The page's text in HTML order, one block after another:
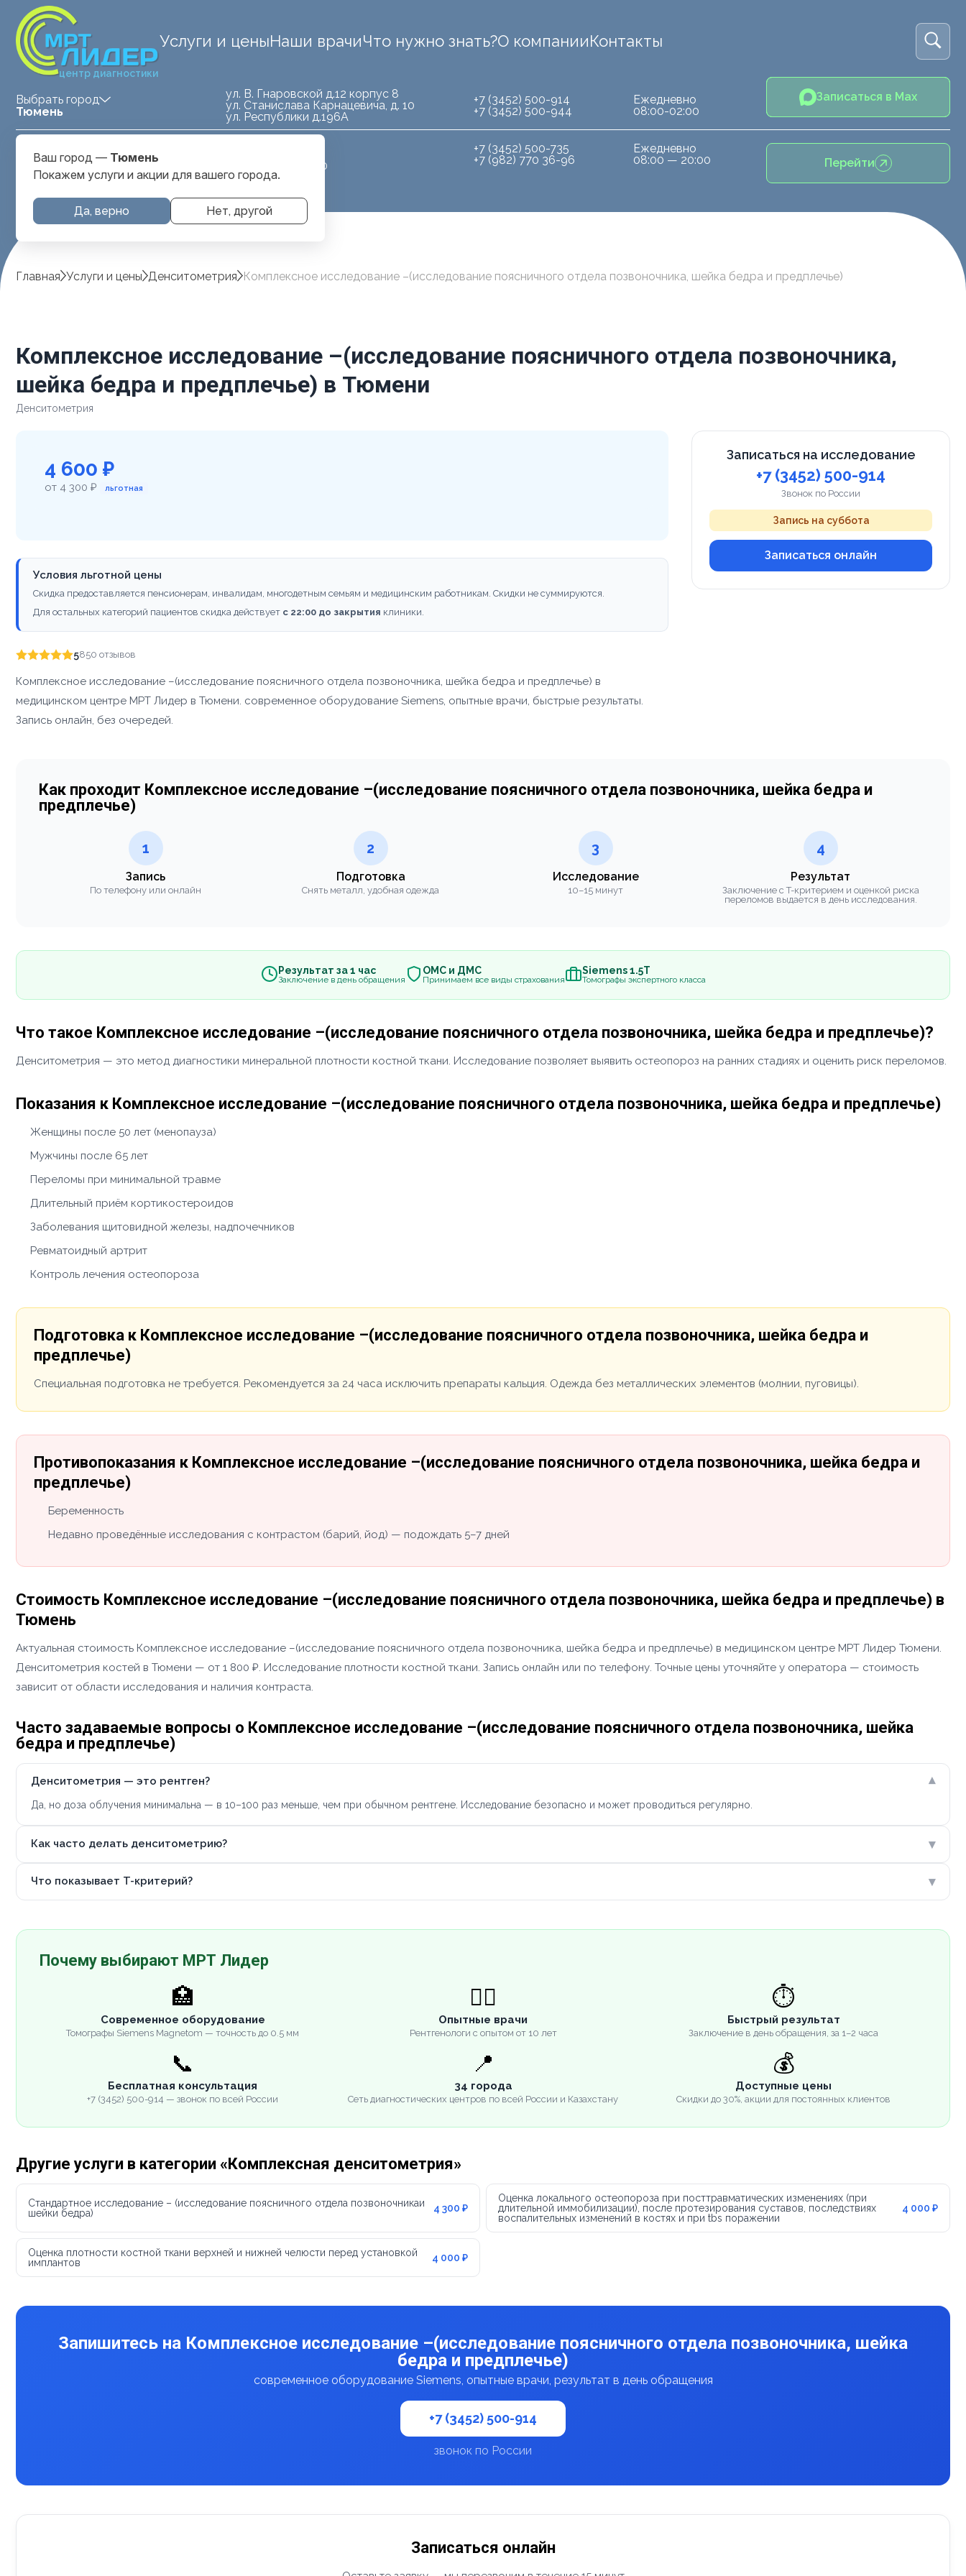
центр диагностики
Услуги и ценыНаши врачиЧто нужно знать?О компанииКонтакты
Выбрать город
Тюмень
Тюмень
ул. В. Гнаровской д.12 корпус 8
ул. Станислава Карнацевича, д. 10
ул. Республики д.196А
Карнацевича, д. 10
+7 (3452) 500-914
+7 (3452) 500-944
+7 (3452) 500-735
+7 (982) 770 36-96
Ежедневно
08:00-02:00
Ежедневно
08:00 — 20:00
Записаться в Max
Перейти
Ваш город — Тюмень
Покажем услуги и акции для вашего города.
Да, верно Нет, другой
Главная Услуги и цены Денситометрия Комплексное исследование –(исследование поясничного отдела позвоночника, шейка бедра и предплечье)
Комплексное исследование –(исследование поясничного отдела позвоночника,
шейка бедра и предплечье) в Тюмени
Денситометрия
4 600 ₽
от 4 300 ₽ льготная
Условия льготной цены
Скидка предоставляется пенсионерам, инвалидам, многодетным семьям и медицинским работникам. Скидки не суммируются.
Для остальных категорий пациентов скидка действует с 22:00 до закрытия клиники.
5850 отзывов
Комплексное исследование –(исследование поясничного отдела позвоночника, шейка бедра и предплечье) в
медицинском центре МРТ Лидер в Тюмени. современное оборудование Siemens, опытные врачи, быстрые результаты.
Запись онлайн, без очередей.
Записаться на исследование
+7 (3452) 500-914
Звонок по России
Запись на суббота
Записаться онлайн
Как проходит Комплексное исследование –(исследование поясничного отдела позвоночника, шейка бедра и
предплечье)
1
Запись
По телефону или онлайн
2
Подготовка
Снять металл, удобная одежда
3
Исследование
10–15 минут
4
Результат
Заключение с T-критерием и оценкой риска
переломов выдается в день исследования.
Результат за 1 час
Заключение в день обращения
ОМС и ДМС
Принимаем все виды страхования
Siemens 1.5Т
Томографы экспертного класса
Что такое Комплексное исследование –(исследование поясничного отдела позвоночника, шейка бедра и предплечье)?
Денситометрия — это метод диагностики минеральной плотности костной ткани. Исследование позволяет выявить остеопороз на ранних стадиях и оценить риск переломов.
Показания к Комплексное исследование –(исследование поясничного отдела позвоночника, шейка бедра и предплечье)
Женщины после 50 лет (менопауза)
Мужчины после 65 лет
Переломы при минимальной травме
Длительный приём кортикостероидов
Заболевания щитовидной железы, надпочечников
Ревматоидный артрит
Контроль лечения остеопороза
Подготовка к Комплексное исследование –(исследование поясничного отдела позвоночника, шейка бедра и
предплечье)
Специальная подготовка не требуется. Рекомендуется за 24 часа исключить препараты кальция. Одежда без металлических элементов (молнии, пуговицы).
Противопоказания к Комплексное исследование –(исследование поясничного отдела позвоночника, шейка бедра и
предплечье)
Беременность
Недавно проведённые исследования с контрастом (барий, йод) — подождать 5–7 дней
Стоимость Комплексное исследование –(исследование поясничного отдела позвоночника, шейка бедра и предплечье) в
Тюмень
Актуальная стоимость Комплексное исследование –(исследование поясничного отдела позвоночника, шейка бедра и предплечье) в медицинском центре МРТ Лидер Тюмени.
Денситометрия костей в Тюмени — от 1 800 ₽. Исследование плотности костной ткани. Запись онлайн или по телефону. Точные цены уточняйте у оператора — стоимость
зависит от области исследования и наличия контраста.
Часто задаваемые вопросы о Комплексное исследование –(исследование поясничного отдела позвоночника, шейка
бедра и предплечье)
Денситометрия — это рентген? ▾
Да, но доза облучения минимальна — в 10–100 раз меньше, чем при обычном рентгене. Исследование безопасно и может проводиться регулярно.
Как часто делать денситометрию? ▾
Что показывает T-критерий? ▾
Почему выбирают МРТ Лидер
🏥
Современное оборудование
Томографы Siemens Magnetom — точность до 0.5 мм
👨‍⚕️
Опытные врачи
Рентгенологи с опытом от 10 лет
⏱️
Быстрый результат
Заключение в день обращения, за 1–2 часа
📞
Бесплатная консультация
+7 (3452) 500-914 — звонок по всей России
📍
34 города
Сеть диагностических центров по всей России и Казахстану
💰
Доступные цены
Скидки до 30%, акции для постоянных клиентов
Другие услуги в категории «Комплексная денситометрия»
Стандартное исследование – (исследование поясничного отдела позвоночникаи
шейки бедра)
4 300 ₽
Оценка локального остеопороза при посттравматических изменениях (при
длительной иммобилизации), после протезирования суставов, последствиях
воспалительных изменений в костях и при tbs поражении
4 000 ₽
Оценка плотности костной ткани верхней и нижней челюсти перед установкой
имплантов
4 000 ₽
Запишитесь на Комплексное исследование –(исследование поясничного отдела позвоночника, шейка
бедра и предплечье)
современное оборудование Siemens, опытные врачи, результат в день обращения
+7 (3452) 500-914
звонок по России
Записаться онлайн